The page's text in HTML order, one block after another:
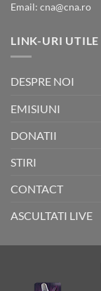
Email: cna@cna.ro
LINK-URI UTILE
DESPRE NOI
EMISIUNI
DONATII
STIRI
CONTACT
ASCULTATI LIVE